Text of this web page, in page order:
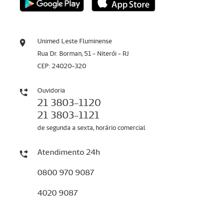
Unimed Leste Fluminense
Rua Dr. Borman, 51 - Niterói - RJ
CEP: 24020-320
Ouvidoria
21 3803-1120
21 3803-1121
de segunda a sexta, horário comercial
Atendimento 24h
0800 970 9087
4020 9087